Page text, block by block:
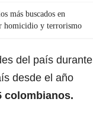
más buscados en
homicidio y terrorismo
del país durante
desde el año
colombianos.